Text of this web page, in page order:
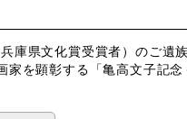
庫県文化賞受賞者）のご遺
を顕彰する「亀高文子記念